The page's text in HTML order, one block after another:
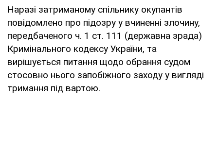
Наразі затриманому спільнику окупантів
повідомлено про підозру у вчиненні злочину,
передбаченого ч. 1 ст. 111 (державна зрада)
Кримінального кодексу України, та
вирішується питання щодо обрання судом
стосовно нього запобіжного заходу у вигляді
тримання під вартою.